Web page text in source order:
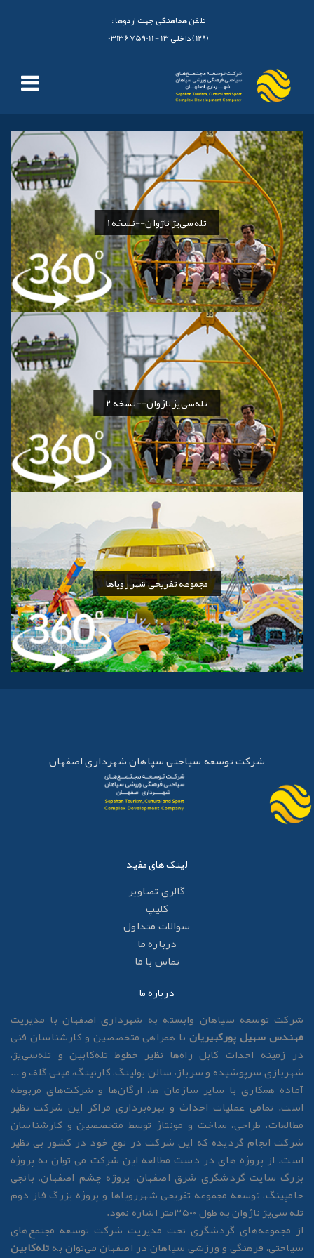
تلفن هماهنگی جهت اردوها :
تله‌سی‌یژ ناژوان--نسخه 1
تله‌سی‌یژ ناژوان--نسخه 2
مجموعه تفریحی شهر رویاها
شرکت توسعه سیاحتی سپاهان شهرداری اصفهان
لینک های مفید
گالري تصاوير
کليپ
سوالات متداول
درباره ما
تماس با ما
درباره ما
شرکت توسعه سپاهان وابسته به شهرداری اصفهان با مدیریت
مهندس سهیل پورکبیریانبا همراهی متخصصین و کارشناسان فنی
در زمینه احداث کابل راه‌ها نظیر خطوط تله‌کابین و تله‌سی‌یژ،
شهربازی سرپوشیده و سرباز، سالن بولینگ، کارتینگ، مینی گلف و ...
آماده همکاری با سایر سازمان ها، ارگان‌ها و شرکت‌های مربوطه
است. تمامی عملیات احداث و بهره‌برداری مراکز این شرکت نظیر
مطالعات، طراحی، ساخت و مونتاژ توسط متخصصین و کارشناسان
شرکت انجام گردیده که این شرکت در نوع خود در کشور بی نظیر
است. از پروژه های در دست مطالعه این شرکت می توان به پروژه
بزرگ سایت گردشگری شرق اصفهان، پروژه چشم اصفهان، بانجی
جامپینگ، توسعه مجموعه تفریحی شهررویاها و پروژه بزرگ فاز دوم
تله سی‌یژ ناژوان به طول ۳۵۰۰متر اشاره نمود.
از مجموعه‌های گردشگری تحت مدیریت شرکت توسعه مجتمع‌های
سیاحتی، فرهنگی و ورزشی سپاهان در اصفهان می‌توان بهتله‌کابین